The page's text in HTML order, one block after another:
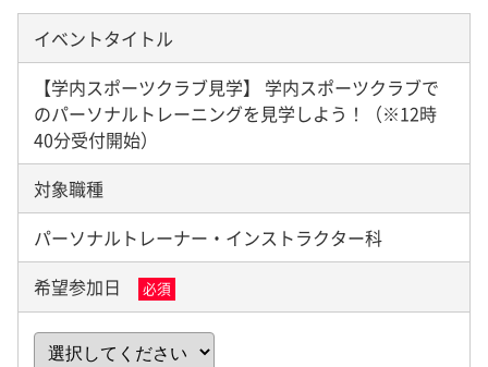
イベントタイトル
【学内スポーツクラブ見学】 学内スポーツクラブで
のパーソナルトレーニングを見学しよう！（※12時
40分受付開始）
対象職種
パーソナルトレーナー・インストラクター科
希望参加日
必須